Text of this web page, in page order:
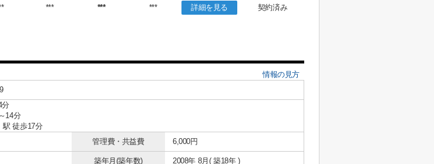
*** *** *** 詳細を見る
契約済み
情報の見方
分
14分
駅 徒歩17分
管理費・共益費 6,000円
築年月(築年数) 2008年 8月( 築18年 )